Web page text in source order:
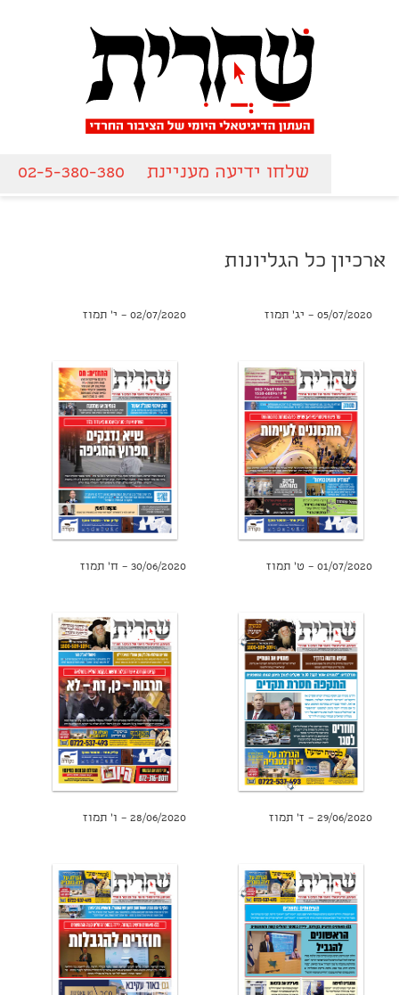
שלחו ידיעה מעניינת 02-5-380-380
ארכיון כל הגליונות
05/07/2020 – יג' תמוז 02/07/2020 – י' תמוז
01/07/2020 – ט' תמוז 30/06/2020 – ח' תמוז
29/06/2020 – ז' תמוז 28/06/2020 – ו' תמוז